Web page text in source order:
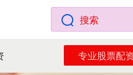
专业股票配